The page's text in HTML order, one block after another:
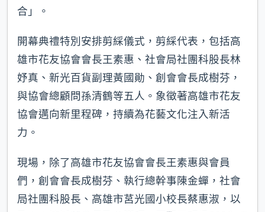
合」。
開幕典禮特別安排剪綵儀式，剪綵代表，包括高
雄市花友協會會長王素惠、社會局社團科股長林
妤真、新光百貨副理黃國勛、創會會長成樹芬，
與協會總顧問孫清鶴等五人。象徵著高雄市花友
協會邁向新里程碑，持續為花藝文化注入新活
力。
現場，除了高雄市花友協會會長王素惠與會員
們，創會會長成樹芬、執行總幹事陳金蟬，社會
局社團科股長、高雄市莒光國小校長蔡惠淑，以